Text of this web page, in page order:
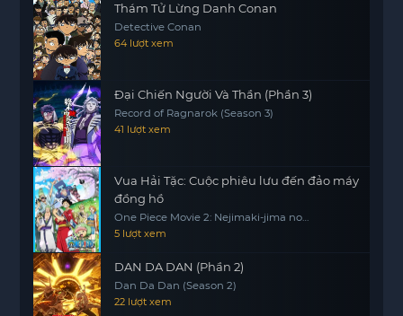
Thám Tử Lừng Danh Conan
Detective Conan
64 lượt xem
Đại Chiến Người Và Thần (Phần 3)
Record of Ragnarok (Season 3)
41 lượt xem
Vua Hải Tặc: Cuộc phiêu lưu đến đảo máy
đồng hồ
One Piece Movie 2: Nejimaki-jima no
Daibouken, One Piece: Nejimakijima no
Bouken, One Piece: Nejimaki Shima no
5 lượt xem
DAN DA DAN (Phần 2)
Dan Da Dan (Season 2)
22 lượt xem